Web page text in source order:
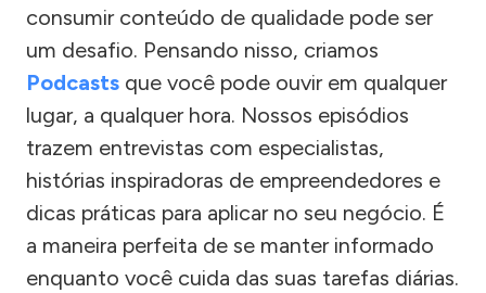
consumir conteúdo de qualidade pode ser
um desafio. Pensando nisso, criamos
Podcasts que você pode ouvir em qualquer
lugar, a qualquer hora. Nossos episódios
trazem entrevistas com especialistas,
histórias inspiradoras de empreendedores e
dicas práticas para aplicar no seu negócio. É
a maneira perfeita de se manter informado
enquanto você cuida das suas tarefas diárias.